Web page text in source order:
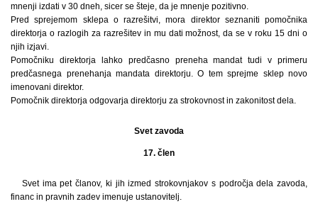
mnenji izdati v 30 dneh, sicer se šteje, da je mnenje pozitivno.
Pred sprejemom sklepa o razrešitvi, mora direktor seznaniti pomočnika
direktorja o razlogih za razrešitev in mu dati možnost, da se v roku 15 dni o
njih izjavi.
Pomočniku direktorja lahko predčasno preneha mandat tudi v primeru
predčasnega prenehanja mandata direktorju. O tem sprejme sklep novo
imenovani direktor.
Pomočnik direktorja odgovarja direktorju za strokovnost in zakonitost dela.
Svet zavoda
17. člen
Svet ima pet članov, ki jih izmed strokovnjakov s področja dela zavoda,
financ in pravnih zadev imenuje ustanovitelj.